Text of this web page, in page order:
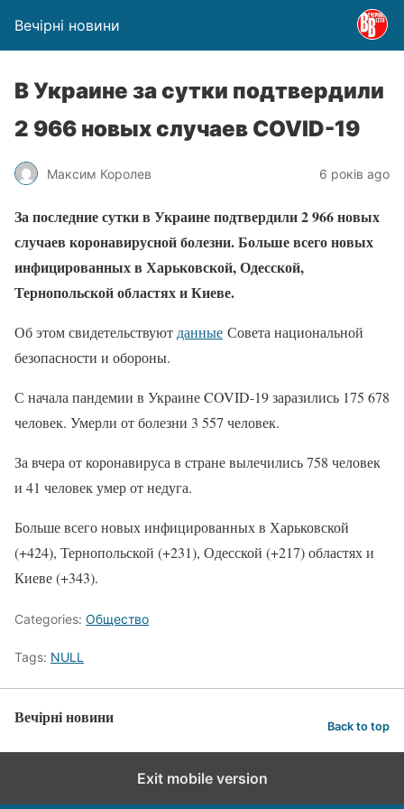
Вечірні новини
В Украине за сутки подтвердили
2 966 новых случаев COVID-19
Максим Королев 6 років ago
За последние сутки в Украине подтвердили 2 966 новых
случаев коронавирусной болезни. Больше всего новых
инфицированных в Харьковской, Одесской,
Тернопольской областях и Киеве.
Об этом свидетельствуют данные Совета национальной
безопасности и обороны.
С начала пандемии в Украине COVID-19 заразились 175 678
человек. Умерли от болезни 3 557 человек.
За вчера от коронавируса в стране вылечились 758 человек
и 41 человек умер от недуга.
Больше всего новых инфицированных в Харьковской
(+424), Тернопольской (+231), Одесской (+217) областях и
Киеве (+343).
Categories: Общество
Tags: NULL
Вечірні новини Back to top
Exit mobile version